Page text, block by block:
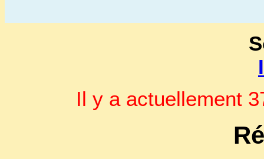
Il y a actuellement